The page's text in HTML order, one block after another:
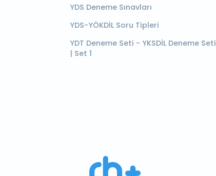
YDS Deneme Sınavları
YDS-YÖKDİL Soru Tipleri
YDT Deneme Seti - YKSDİL Deneme Seti
| Set 1